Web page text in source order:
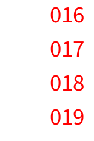
016
017
018
019